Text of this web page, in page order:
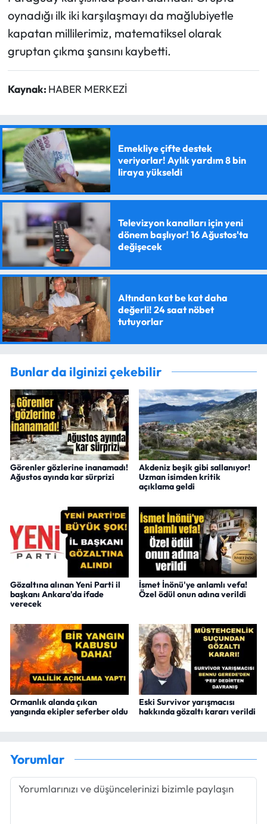
oynadığı ilk iki karşılaşmayı da mağlubiyetle
kapatan millilerimiz, matematiksel olarak
gruptan çıkma şansını kaybetti.
Kaynak: HABER MERKEZİ
Emekliye çifte destek
veriyorlar! Aylık yardım 8 bin
liraya yükseldi
Televizyon kanalları için yeni
dönem başlıyor! 16 Ağustos'ta
değişecek
Altından kat be kat daha
değerli! 24 saat nöbet
tutuyorlar
Bunlar da ilginizi çekebilir
Görenler gözlerine inanamadı!
Ağustos ayında kar sürprizi
Akdeniz beşik gibi sallanıyor!
Uzman isimden kritik
açıklama geldi
Gözaltına alınan Yeni Parti il
başkanı Ankara'da ifade
verecek
İsmet İnönü'ye anlamlı vefa!
Özel ödül onun adına verildi
Ormanlık alanda çıkan
yangında ekipler seferber oldu
Eski Survivor yarışmacısı
hakkında gözaltı kararı verildi
Yorumlar